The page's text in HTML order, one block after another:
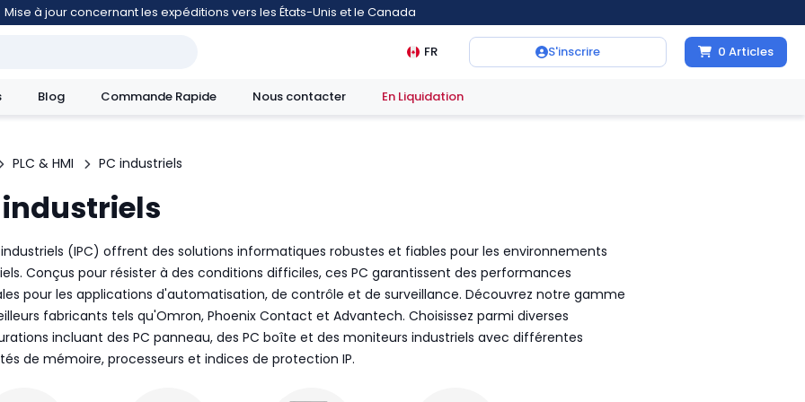
Mise à jour concernant les expéditions vers les États-Unis et le Canada
FR S'inscrire 0 Articles
Blog Commande Rapide Nous contacter En Liquidation
PLC & HMI PC industriels
industriels
industriels (IPC) offrent des solutions informatiques robustes et fiables pour les environnements
Conçus pour résister à des conditions difficiles, ces PC garantissent des performances
pour les applications d'automatisation, de contrôle et de surveillance. Découvrez notre gamme
fabricants tels qu'Omron, Phoenix Contact et Advantech. Choisissez parmi diverses
incluant des PC panneau, des PC boîte et des moniteurs industriels avec différentes
de mémoire, processeurs et indices de protection IP.